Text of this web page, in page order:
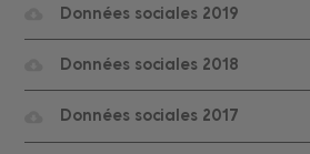
Données sociales 2019
Données sociales 2018
Données sociales 2017